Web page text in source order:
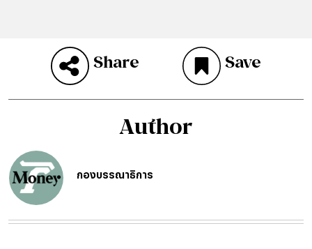
Share Save
Author
กองบรรณาธิการ